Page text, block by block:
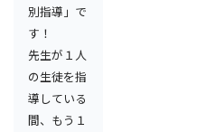
別指導」で
す！
先生が１人
の生徒を指
導している
間、もう１